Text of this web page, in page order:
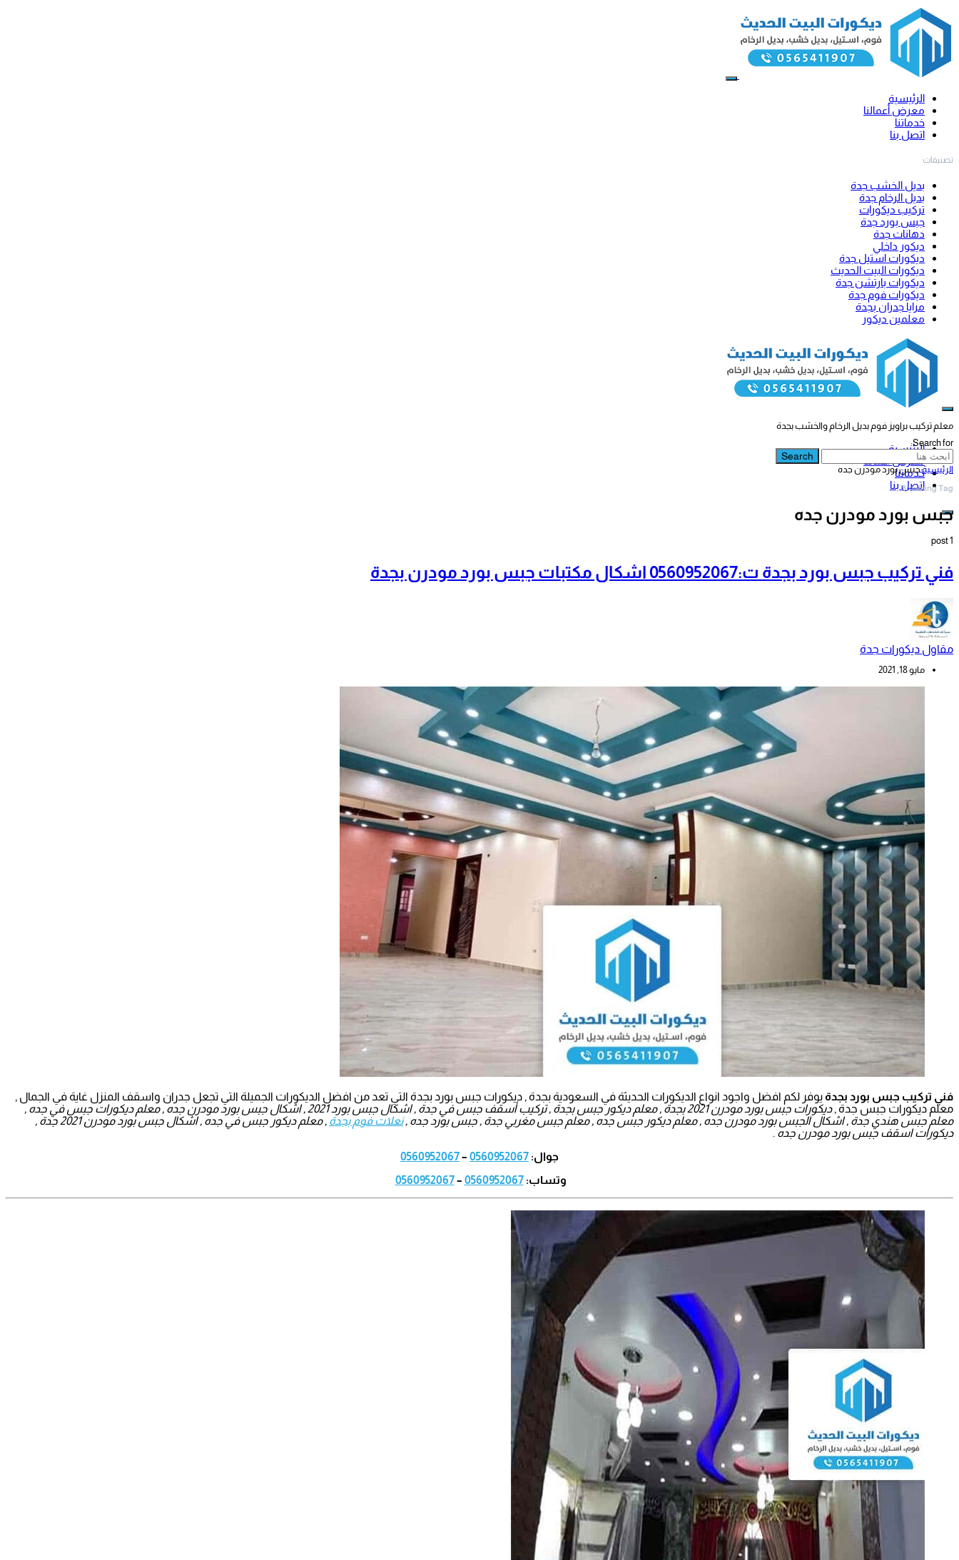
الرئيسية
معرض أعمالنا
خدماتنا
اتصل بنا
تصنيفات
بديل الخشب جدة
بديل الرخام جدة
تركيب ديكورات
جبس بورد جدة
دهانات جدة
ديكور داخلي
ديكورات استيل جدة
ديكورات البيت الحديث
ديكورات بارتشن جدة
ديكورات فوم جدة
مرايا جدران بجدة
معلمين ديكور
معلم تركيب براويز فوم بديل الرخام والخشب بجدة
الرئيسية
معرض أعمالنا
خدماتنا
اتصل بنا
Search for:
Search
الرئيسيةجبس بورد مودرن جده
Browsing Tag
جبس بورد مودرن جده
1 post
فني تركيب جبس بورد بجدة ت:0560952067 اشكال مكتبات جبس بورد مودرن بجدة
مقاول ديكورات جدة
مايو 18, 2021
فني تركيب جبس بورد بجدة يوفر لكم افضل واجود انواع الديكورات الحديثة في السعودية بجدة , ديكورات جبس بورد بجدة التي تعد من افضل الديكورات الجميلة التي تجعل جدران واسقف المنزل غاية في الجمال ,
معلم ديكورات جبس جدة ,
ديكورات جبس بورد مودرن 2021 بجدة , معلم ديكور جبس بجدة , تركيب أسقف جبس في جدة , اشكال جبس بورد 2021 , اشكال جبس بورد مودرن جده , معلم ديكورات جبس في جده ,
معلم جبس هندي جدة , اشكال الجبس بورد مودرن جده , معلم ديكور جبس جده , معلم جبس مغربي جدة , جبس بورد جده ,نعلات فوم بجدة
, معلم ديكور جبس في جده , اشكال جبس بورد مودرن 2021 جدة ,
ديكورات اسقف جبس بورد مودرن جده .
جوال: 0560952067
–
0560952067
وتساب:0560952067
–
0560952067